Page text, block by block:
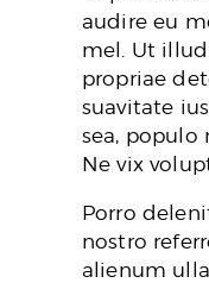
audire eu
mel. Ut
propriae
suavitate
sea, populo
Ne vix
Porro
nostro
alienum